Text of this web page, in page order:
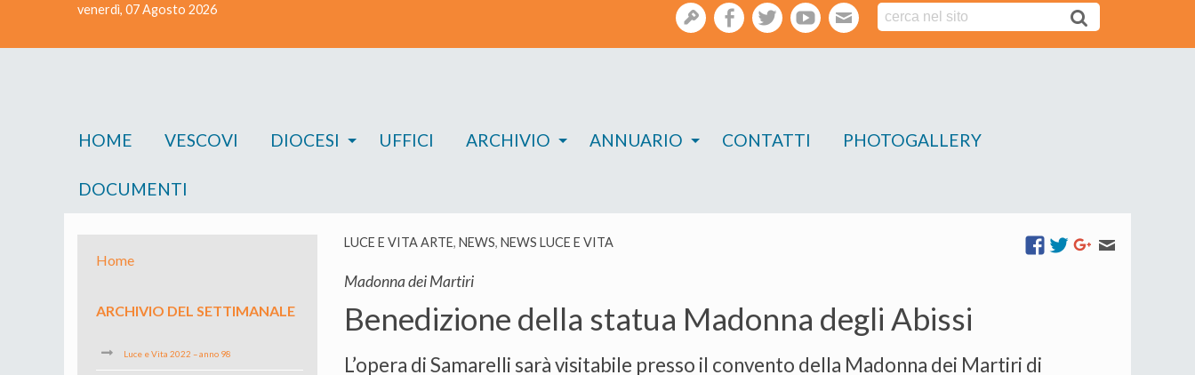
venerdì, 07 Agosto 2026
gestionefacebooktwitteryoutubewebmail
HOME VESCOVI DIOCESI UFFICI ARCHIVIO ANNUARIO CONTATTI PHOTOGALLERY
DOCUMENTI
LUCE E VITA ARTE, NEWS, NEWS LUCE E VITA
Madonna dei Martiri
Benedizione della statua Madonna degli Abissi
L’opera di Samarelli sarà visitabile presso il convento della Madonna dei Martiri di
Home
ARCHIVIO DEL SETTIMANALE
Luce e Vita 2022 – anno 98